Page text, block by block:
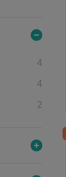
4
4
2